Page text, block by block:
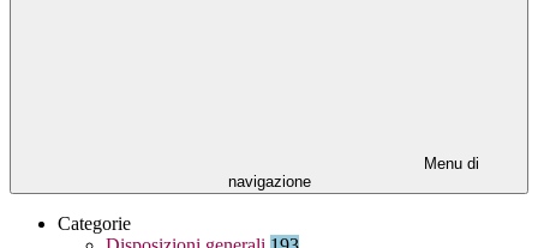
Menu di
navigazione
Categorie